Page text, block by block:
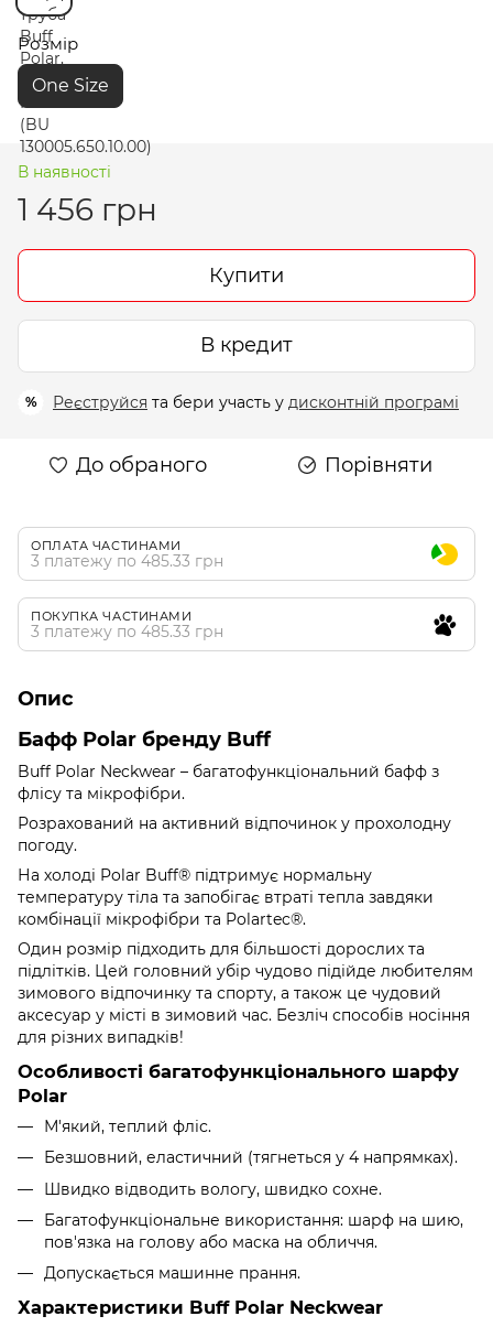
Розмір
One Size
В наявності
1 456 грн
Купити
В кредит
% Реєструйся та бери участь у дисконтній програмі
До обраного Порівняти
ОПЛАТА ЧАСТИНАМИ
3 платежу по 485.33 грн
ПОКУПКА ЧАСТИНАМИ
3 платежу по 485.33 грн
Опис
Бафф Polar бренду Buff
Buff Polar Neckwear – багатофункціональний бафф з
флісу та мікрофібри.
Розрахований на активний відпочинок у прохолодну
погоду.
На холоді Polar Buff® підтримує нормальну
температуру тіла та запобігає втраті тепла завдяки
комбінації мікрофібри та Polartec®.
Один розмір підходить для більшості дорослих та
підлітків. Цей головний убір чудово підійде любителям
зимового відпочинку та спорту, а також це чудовий
аксесуар у місті в зимовий час. Безліч способів носіння
для різних випадків!
Особливості багатофункціонального шарфу
Polar
М'який, теплий фліс.
Безшовний, еластичний (тягнеться у 4 напрямках).
Швидко відводить вологу, швидко сохне.
Багатофункціональне використання: шарф на шию,
пов'язка на голову або маска на обличчя.
Допускається машинне прання.
Характеристики Buff Polar Neckwear